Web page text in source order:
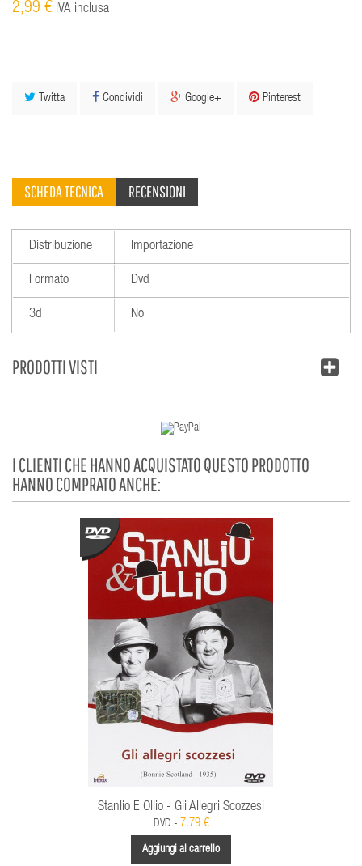
2,99 € IVA inclusa
Twitta Condividi Google+ Pinterest
SCHEDA TECNICA RECENSIONI
Distribuzione Importazione
Formato Dvd
3d No
PRODOTTI VISTI
I CLIENTI CHE HANNO ACQUISTATO QUESTO PRODOTTO
HANNO COMPRATO ANCHE:
Stanlio E Ollio - Gli Allegri Scozzesi
DVD - 7,79 €
Aggiungi al carrello